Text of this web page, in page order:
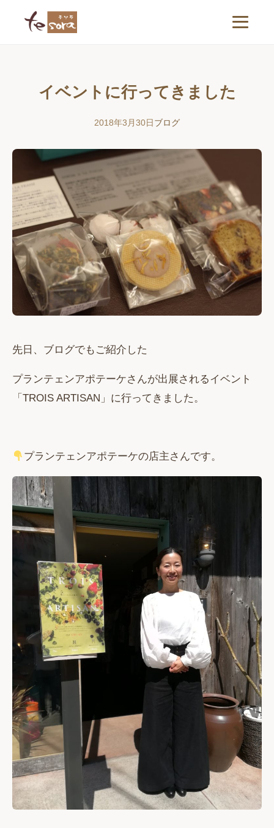
イベントに行ってきました
2018年3月30日ブログ
先日、ブログでもご紹介した
プランテェンアポテーケさんが出展されるイベント
「TROIS ARTISAN」に行ってきました。
プランテェンアポテーケの店主さんです。